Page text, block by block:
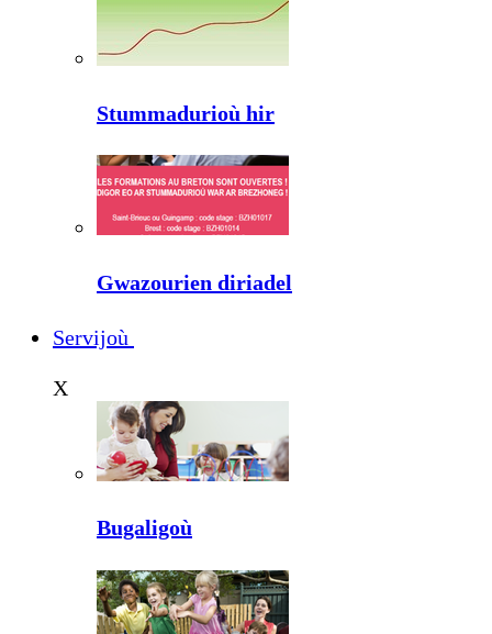
Stummadurioù hir
Gwazourien diriadel
Servijoù
X
Bugaligoù